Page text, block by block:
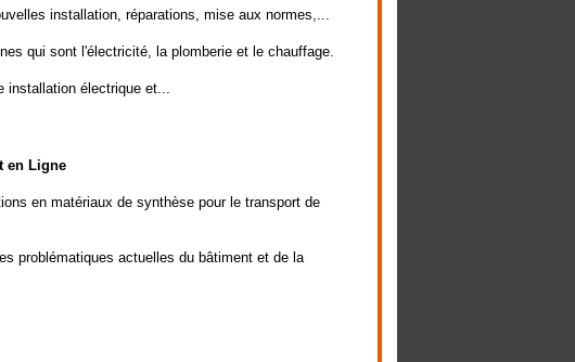
installation, réparations, mise aux normes,...
qui sont l'électricité, la plomberie et le chauffage.
installation électrique et...
en Ligne
en matériaux de synthèse pour le transport de
problématiques actuelles du bâtiment et de la